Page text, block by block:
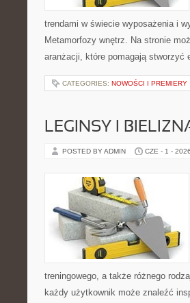
trendami w świecie wyposażenia i
Metamorfozy wnętrz. Na stronie
aranżacji, które pomagają
CATEGORIES: NOWOŚCI I PREMIERY
LEGINSY I
POSTED BY ADMIN CZE - 1 - 2026
treningowego, a także różnego
każdy użytkownik może znaleźć